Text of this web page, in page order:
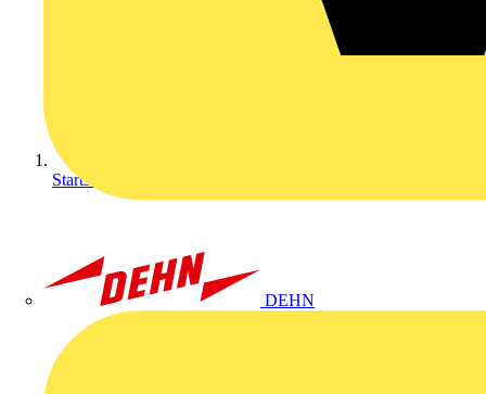
DEHN
Startseite